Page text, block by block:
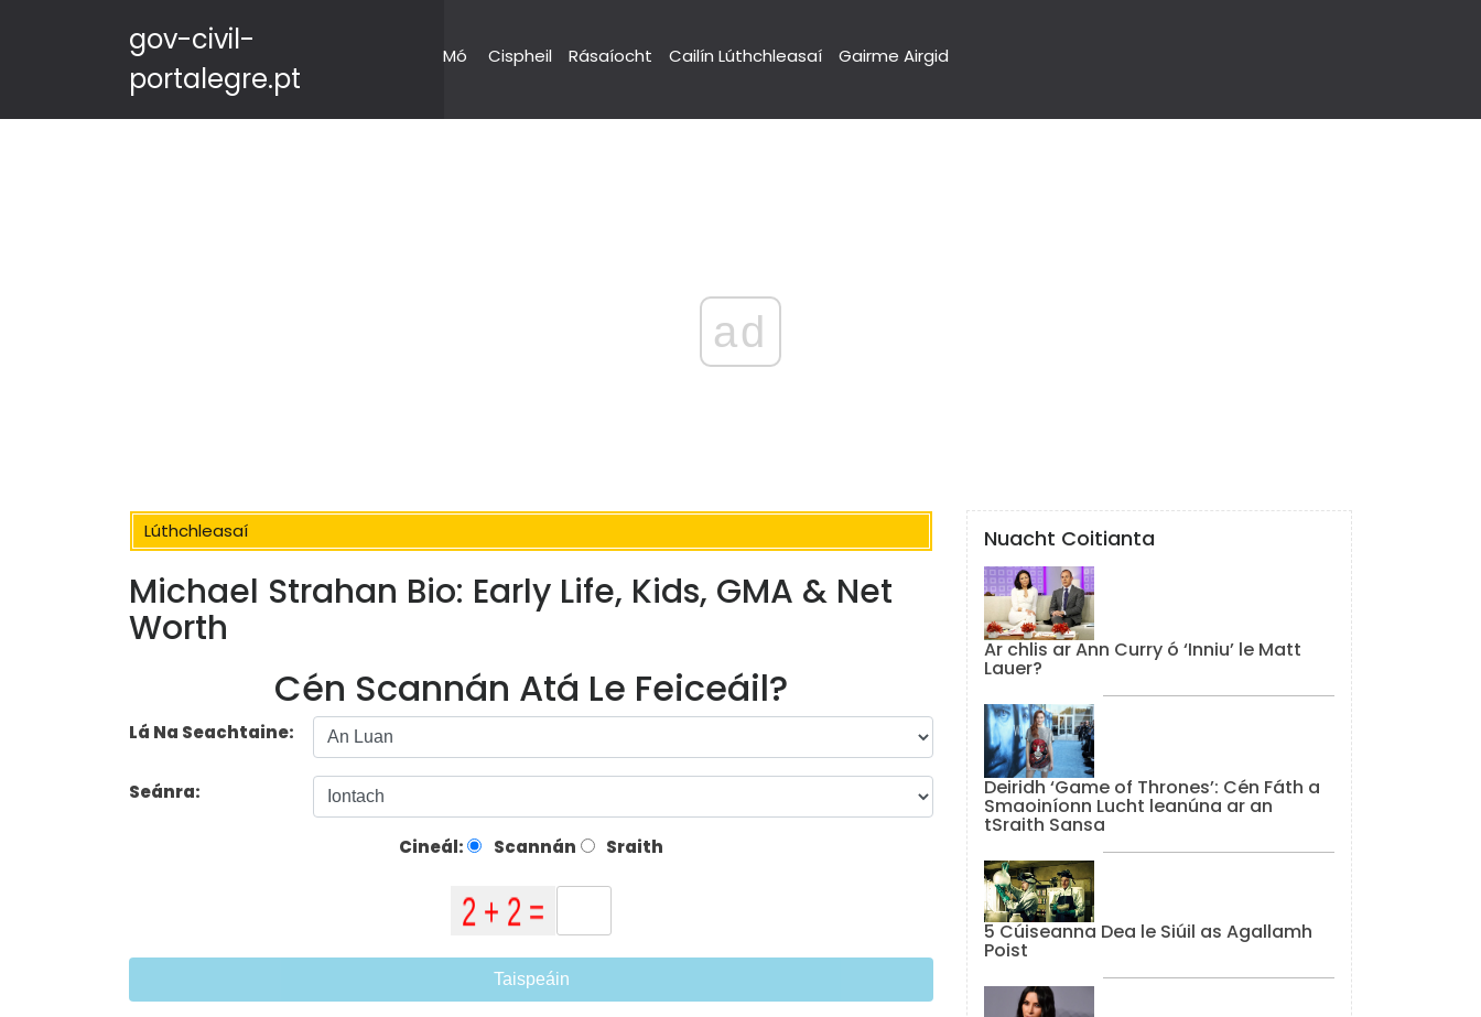
gov-civil-
portalegre.pt
Mó Cispheil Rásaíocht Cailín Lúthchleasaí Gairme Airgid
ad
Lúthchleasaí
Michael Strahan Bio: Early Life, Kids, GMA & Net
Worth
Cén Scannán Atá Le Feiceáil?
Lá Na Seachtaine:
Seánra:
Cineál: Scannán Sraith
Taispeáin
Nuacht Coitianta
Ar chlis ar Ann Curry ó ‘Inniu’ le Matt
Lauer?
Deiridh ‘Game of Thrones’: Cén Fáth a
Smaoiníonn Lucht leanúna ar an
tSraith Sansa
5 Cúiseanna Dea le Siúil as Agallamh
Poist